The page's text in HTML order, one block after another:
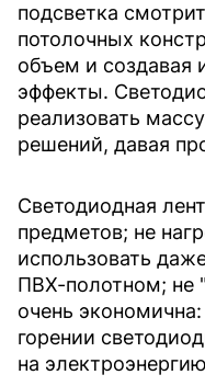
подсветка
потолочных
объем и создавая
эффекты.
реализовать
решений, давая
Светодиодная
предметов; не
использовать
ПВХ-полотном; не
очень
горении
на